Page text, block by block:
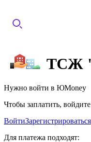
ТСЖ
Нужно войти в ЮMoney
Чтобы заплатить,
ВойтиЗарегистрироваться
Для платежа подходят: